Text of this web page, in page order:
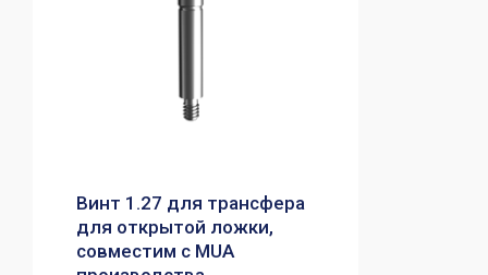
Винт 1.27 для трансфера
для открытой ложки,
совместим с MUA